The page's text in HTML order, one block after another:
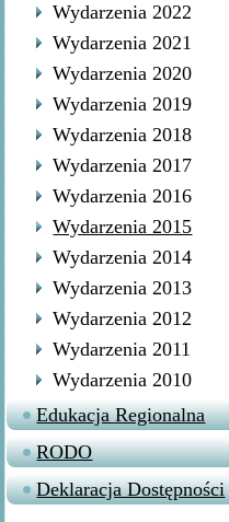
Wydarzenia 2022
Wydarzenia 2021
Wydarzenia 2020
Wydarzenia 2019
Wydarzenia 2018
Wydarzenia 2017
Wydarzenia 2016
Wydarzenia 2015
Wydarzenia 2014
Wydarzenia 2013
Wydarzenia 2012
Wydarzenia 2011
Wydarzenia 2010
Edukacja Regionalna
RODO
Deklaracja Dostępności